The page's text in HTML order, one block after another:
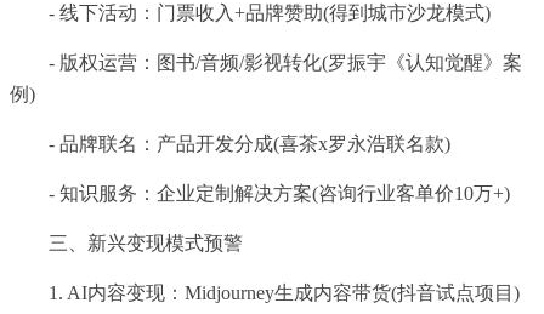
- 线下活动：门票收入+品牌赞助(得到城市沙龙模式)
- 版权运营：图书/音频/影视转化(罗振宇《认知觉醒》案
例)
- 品牌联名：产品开发分成(喜茶x罗永浩联名款)
- 知识服务：企业定制解决方案(咨询行业客单价10万+)
三、新兴变现模式预警
1. AI内容变现：Midjourney生成内容带货(抖音试点项目)